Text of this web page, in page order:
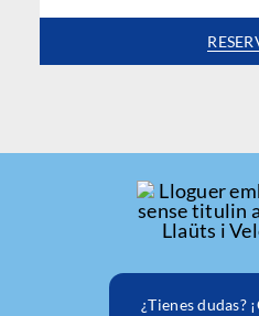
¿Tienes dudas?